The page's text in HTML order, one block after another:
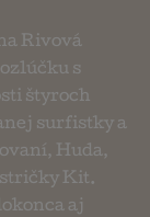
Rivová
s
štyroch
surfistky a
Huda,
Kit.
aj